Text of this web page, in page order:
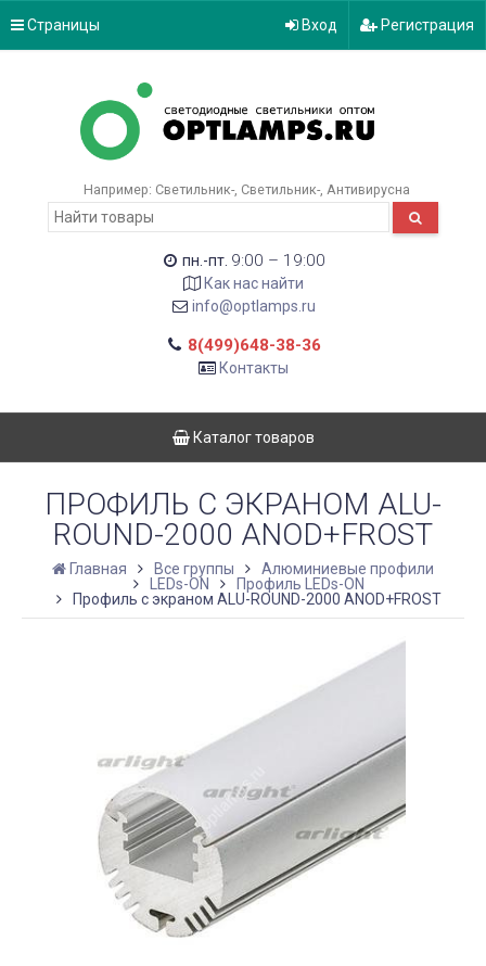
Страницы Вход Регистрация
Например: Светильник- Светильник- Антивирусна
пн.-пт. 9:00 – 19:00
Как нас найти
info@optlamps.ru
8(499)648-38-36
Контакты
Каталог товаров
ПРОФИЛЬ С ЭКРАНОМ ALU-
ROUND-2000 ANOD+FROST
Главная Все группы
Алюминиевые профили
LEDs-ON
Профиль LEDs-ON
Профиль с экраном ALU-ROUND-2000 ANOD+FROST